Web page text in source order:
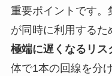
重要ポイントです。
が同時に利用するた
極端に遅くなるリス
体で1本の回線を分